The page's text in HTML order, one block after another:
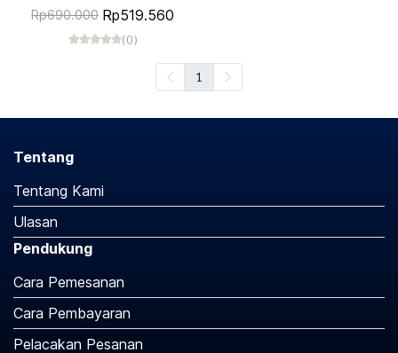
Rp690.000 Rp519.560
(0)
1
Tentang
Tentang Kami
Ulasan
Pendukung
Cara Pemesanan
Cara Pembayaran
Pelacakan Pesanan